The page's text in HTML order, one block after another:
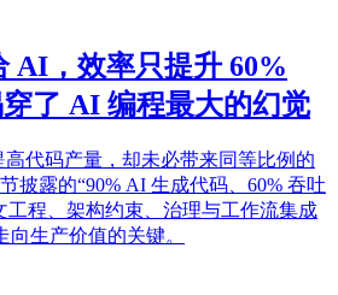
AI，效率只提升 60%
了 AI 编程最大的幻觉
代码产量，却未必带来同等比例的
披露的“90% AI 生成代码、60% 吞吐
工程、架构约束、治理与工作流集成
生产价值的关键。